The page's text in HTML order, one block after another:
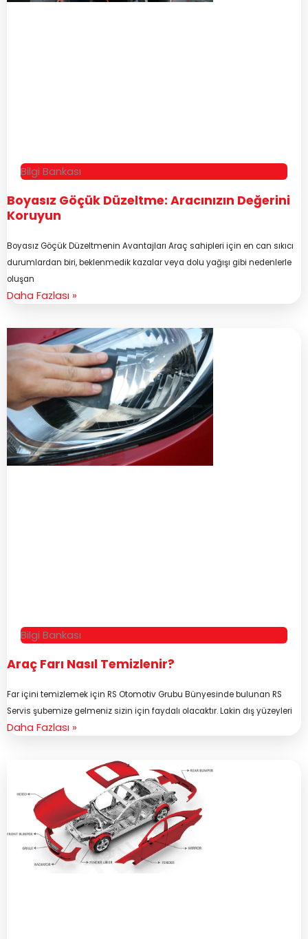
Bilgi Bankası
Boyasız Göçük Düzeltme: Aracınızın Değerini
Koruyun
Boyasız Göçük Düzeltmenin Avantajları Araç sahipleri için en can sıkıcı
durumlardan biri, beklenmedik kazalar veya dolu yağışı gibi nedenlerle
oluşan
Daha Fazlası »
Bilgi Bankası
Araç Farı Nasıl Temizlenir?
Far içini temizlemek için RS Otomotiv Grubu Bünyesinde bulunan RS
Servis şubemize gelmeniz sizin için faydalı olacaktır. Lakin dış yüzeyleri
Daha Fazlası »